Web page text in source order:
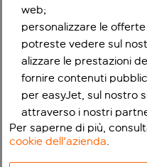
web;
personalizzare le
potreste vedere sul
alizzare le prestazioni
fornire contenuti
per easyJet, sul nostro
attraverso i nostri
Per saperne di più,
cookie dell'azienda.